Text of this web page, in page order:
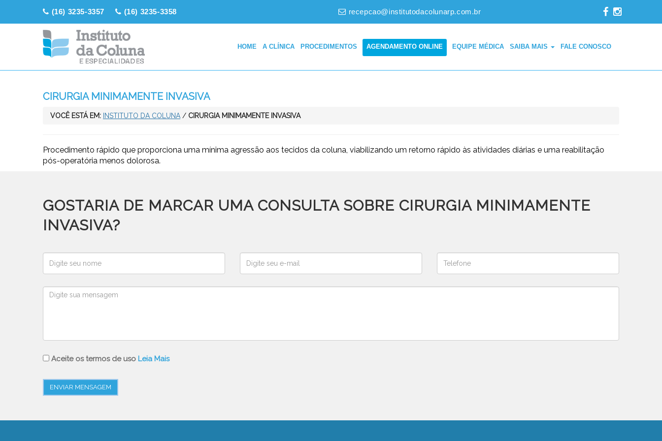
(16) 3235-3357 (16) 3235-3358 recepcao@institutodacolunarp.com.br
HOME A CLÍNICA PROCEDIMENTOS AGENDAMENTO ONLINE EQUIPE MÉDICA SAIBA MAIS FALE CONOSCO
CIRURGIA MINIMAMENTE INVASIVA
VOCÊ ESTÁ EM: INSTITUTO DA COLUNA / CIRURGIA MINIMAMENTE INVASIVA
Procedimento rápido que proporciona uma mínima agressão aos tecidos da coluna, viabilizando um retorno rápido às atividades diárias e uma reabilitação
pós-operatória menos dolorosa.
GOSTARIA DE MARCAR UMA CONSULTA SOBRE CIRURGIA MINIMAMENTE
INVASIVA?
Aceite os termos de uso Leia Mais